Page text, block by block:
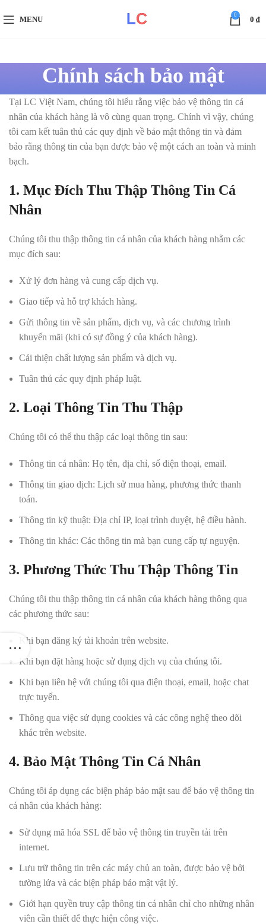
MENU
0
0 ₫
Chính sách bảo mật
Tại LC Việt Nam, chúng tôi hiểu rằng việc bảo vệ thông tin cá
nhân của khách hàng là vô cùng quan trọng. Chính vì vậy, chúng
tôi cam kết tuân thủ các quy định về bảo mật thông tin và đảm
bảo rằng thông tin của bạn được bảo vệ một cách an toàn và minh
bạch.
1. Mục Đích Thu Thập Thông Tin Cá
Nhân
Chúng tôi thu thập thông tin cá nhân của khách hàng nhằm các
mục đích sau:
Xử lý đơn hàng và cung cấp dịch vụ.
Giao tiếp và hỗ trợ khách hàng.
Gửi thông tin về sản phẩm, dịch vụ, và các chương trình
khuyến mãi (khi có sự đồng ý của khách hàng).
Cải thiện chất lượng sản phẩm và dịch vụ.
Tuân thủ các quy định pháp luật.
2. Loại Thông Tin Thu Thập
Chúng tôi có thể thu thập các loại thông tin sau:
Thông tin cá nhân: Họ tên, địa chỉ, số điện thoại, email.
Thông tin giao dịch: Lịch sử mua hàng, phương thức thanh
toán.
Thông tin kỹ thuật: Địa chỉ IP, loại trình duyệt, hệ điều hành.
Thông tin khác: Các thông tin mà bạn cung cấp tự nguyện.
3. Phương Thức Thu Thập Thông Tin
Chúng tôi thu thập thông tin cá nhân của khách hàng thông qua
các phương thức sau:
Khi bạn đăng ký tài khoản trên website.
Khi bạn đặt hàng hoặc sử dụng dịch vụ của chúng tôi.
Khi bạn liên hệ với chúng tôi qua điện thoại, email, hoặc chat
trực tuyến.
Thông qua việc sử dụng cookies và các công nghệ theo dõi
khác trên website.
4. Bảo Mật Thông Tin Cá Nhân
Chúng tôi áp dụng các biện pháp bảo mật sau để bảo vệ thông tin
cá nhân của khách hàng:
Sử dụng mã hóa SSL để bảo vệ thông tin truyền tải trên
internet.
Lưu trữ thông tin trên các máy chủ an toàn, được bảo vệ bởi
tường lửa và các biện pháp bảo mật vật lý.
Giới hạn quyền truy cập thông tin cá nhân chỉ cho những nhân
viên cần thiết để thực hiện công việc.